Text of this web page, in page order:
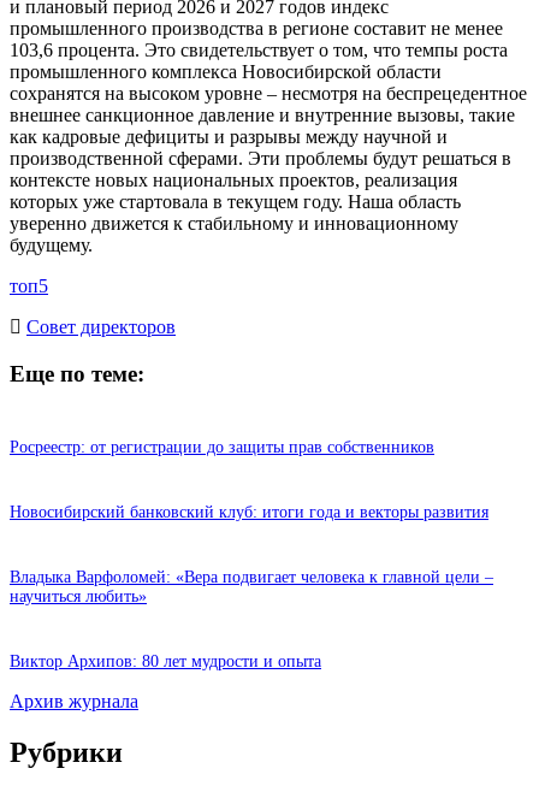
и плановый период 2026 и 2027 годов индекс
промышленного производства в регионе составит не менее
103,6 процента. Это свидетельствует о том, что темпы роста
промышленного комплекса Новосибирской области
сохранятся на высоком уровне – несмотря на беспрецедентное
внешнее санкционное давление и внутренние вызовы, такие
как кадровые дефициты и разрывы между научной и
производственной сферами. Эти проблемы будут решаться в
контексте новых национальных проектов, реализация
которых уже стартовала в текущем году. Наша область
уверенно движется к стабильному и инновационному
будущему.
топ5
Cовет директоров
Еще по теме:
Росреестр: от регистрации до защиты прав собственников
Новосибирский банковский клуб: итоги года и векторы развития
Владыка Варфоломей: «Вера подвигает человека к главной цели –
научиться любить»
Виктор Архипов: 80 лет мудрости и опыта
Архив журнала
Рубрики